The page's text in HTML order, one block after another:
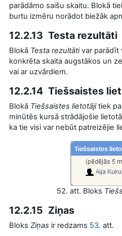
parādāmo saišu skaitu. Blokā
burtu izmēru norādot biežāk
12.2.13 Testa rezultāti
Blokā Testa rezultātivar parādīt
konkrēta skaita augstākos un
vai ar uzvārdiem.
12.2.14 Tiešsaistes
Blokā Tiešsaistes lietotājitiek
minūtēs kursā strādājošie
ka tie visi var nebūt patreizējie
52. att. Bloks
12.2.15 Ziņas
Bloks Ziņas ir redzams 53. att.